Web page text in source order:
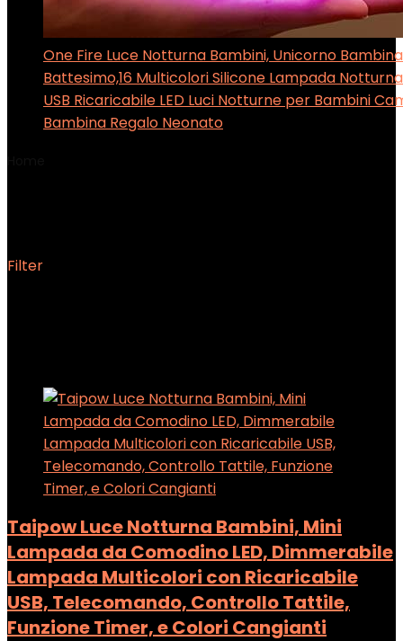
One Fire Luce Notturna Bambini, Unicorno
Battesimo,16 Multicolori Silicone Lampada
USB Ricaricabile LED Luci Notturne per Bambini
Bambina Regalo Neonato
Filter
Taipow Luce Notturna Bambini, Mini
Lampada da Comodino LED, Dimmerabile
Lampada Multicolori con Ricaricabile
USB, Telecomando, Controllo Tattile,
Funzione Timer, e Colori Cangianti